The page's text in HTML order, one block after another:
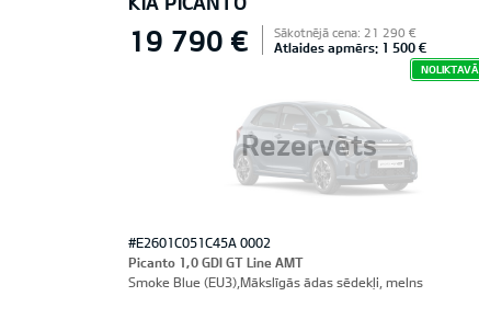
Rezervēts
19 790 € Sākotnējā cena: 21 290 €
Atlaides apmērs: 1 500 €
NOLIKTAVĀ
#E2601C051C45A 0002
Picanto 1,0 GDI GT Line AMT
Smoke Blue (EU3),Mākslīgās ādas sēdekļi, melns